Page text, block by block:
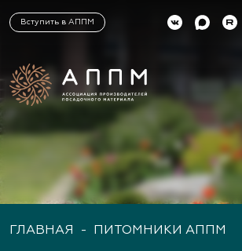
Вступить в АППМ
ГЛАВНАЯ - ПИТОМНИКИ АППМ